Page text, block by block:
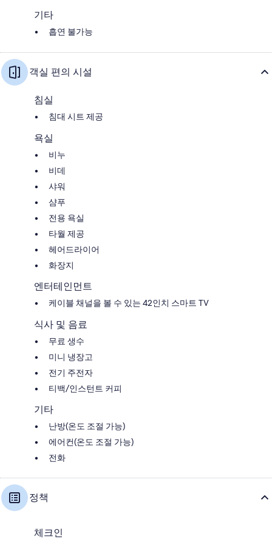
기타
흡연 불가능
객실 편의 시설
침실
침대 시트 제공
욕실
비누
비데
샤워
샴푸
전용 욕실
타월 제공
헤어드라이어
화장지
엔터테인먼트
케이블 채널을 볼 수 있는 42인치 스마트 TV
식사 및 음료
무료 생수
미니 냉장고
전기 주전자
티백/인스턴트 커피
기타
난방(온도 조절 가능)
에어컨(온도 조절 가능)
전화
정책
체크인